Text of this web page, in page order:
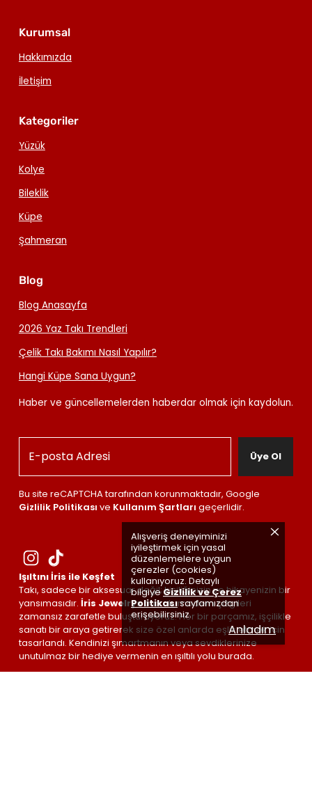
Alışveriş deneyiminizi
iyileştirmek için yasal
düzenlemelere uygun
çerezler (cookies)
kullanıyoruz. Detaylı
bilgiyeGizlilik ve Çerez
Politikasısayfamızdan
erişebilirsiniz.
Anladım
Kurumsal
Hakkımızda
İletişim
Kategoriler
Yüzük
Kolye
Bileklik
Küpe
Şahmeran
Blog
Blog Anasayfa
2026 Yaz Takı Trendleri
Çelik Takı Bakımı Nasıl Yapılır?
Hangi Küpe Sana Uygun?
Haber ve güncellemelerden haberdar olmak için kaydolun.
Üye Ol
Bu site reCAPTCHA tarafından korunmaktadır, Google
Gizlilik Politikası ve Kullanım Şartları geçerlidir.
Işıltını İris ile Keşfet
Takı, sadece bir aksesuar değil; kişiliğinizin ve hikayenizin bir
yansımasıdır. İris Jewelrysolarak, modern çizgileri
zamansız zarafetle buluşturuyoruz. Her bir parçamız, işçilikle
sanatı bir araya getirerek size özel anlarda eşlik etmek için
tasarlandı. Kendinizi şımartmanın veya sevdiklerinize
unutulmaz bir hediye vermenin en ışıltılı yolu burada.